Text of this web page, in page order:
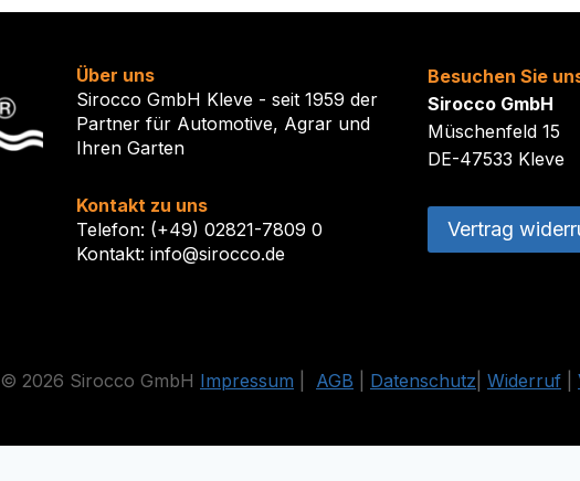
Über uns
Sirocco GmbH Kleve - seit 1959 der
Partner für Automotive, Agrar und
Ihren Garten
Kontakt zu uns
Telefon: (+49) 02821-7809 0
Kontakt: info@sirocco.de
Besuchen Sie
Sirocco GmbH
Müschenfeld 15
DE-47533 Kleve
Vertrag
© 2026 Sirocco GmbH Impressum AGB Datenschutz Widerruf